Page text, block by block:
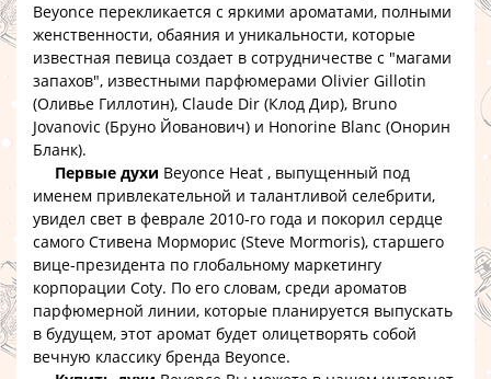
Beyonce перекликается с яркими ароматами, полными
женственности, обаяния и уникальности, которые
известная певица создает в сотрудничестве с "магами
запахов", известными парфюмерами Olivier Gillotin
(Оливье Гиллотин), Claude Dir (Клод Дир), Bruno
Jovanovic (Бруно Йованович) и Honorine Blanc (Онорин
Бланк).
Первые духи Beyonce Heat , выпущенный под
именем привлекательной и талантливой селебрити,
увидел свет в феврале 2010-го года и покорил сердце
самого Стивена Морморис (Steve Mormoris), старшего
вице-президента по глобальному маркетингу
корпорации Coty. По его словам, среди ароматов
парфюмерной линии, которые планируется выпускать
в будущем, этот аромат будет олицетворять собой
вечную классику бренда Beyonce.